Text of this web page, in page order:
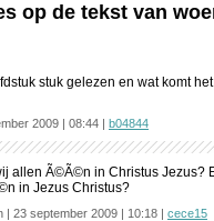
op de tekst van
stuk gelezen en wat komt
2009 | 08:44 | b04844
allen Ã©Ã©n in Christus Jezus?
in Jezus Christus?
| 23 september 2009 | 10:18 | cece15